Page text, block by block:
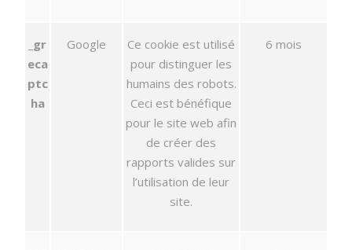
_gr
eca
ptc
ha
Google
Ce cookie est utilisé
pour distinguer les
humains des robots.
Ceci est bénéfique
pour le site web afin
de créer des
rapports valides sur
l’utilisation de leur
site.
6 mois